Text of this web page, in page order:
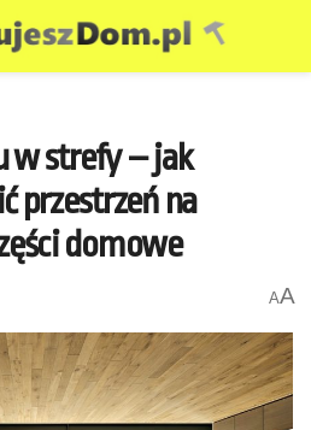
w strefy – jak
przestrzeń na
domowe
AA